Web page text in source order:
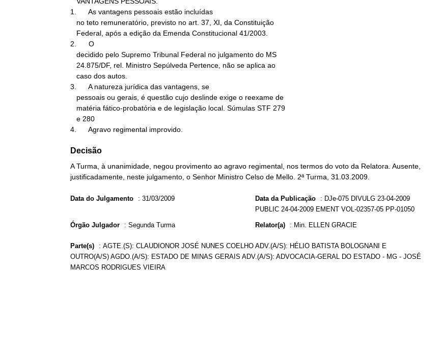
1.      As vantagens pessoais estão incluídas
2.      O
3.      A natureza jurídica das vantagens, se
4.      Agravo regimental improvido.
Decisão
A Turma, à unanimidade, negou provimento ao agravo regimental, nos termos do voto da Relatora. Ausente,
justificadamente, neste julgamento, o Senhor Ministro Celso de Mello. 2ª Turma, 31.03.2009.
Data do Julgamento : 31/03/2009 Data da Publicação : DJe-075 DIVULG 23-04-2009
PUBLIC 24-04-2009 EMENT VOL-02357-05 PP-01050
Órgão Julgador : Segunda Turma Relator(a) : Min. ELLEN GRACIE
Parte(s) : AGTE.(S): CLAUDIONOR JOSÉ NUNES COELHO ADV.(A/S): HÉLIO BATISTA BOLOGNANI E
OUTRO(A/S) AGDO.(A/S): ESTADO DE MINAS GERAIS ADV.(A/S): ADVOCACIA-GERAL DO ESTADO - MG - JOSÉ
MARCOS RODRIGUES VIEIRA